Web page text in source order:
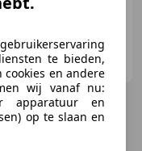
te bieden,
en andere
wij vanaf nu:
apparatuur en
op te slaan en